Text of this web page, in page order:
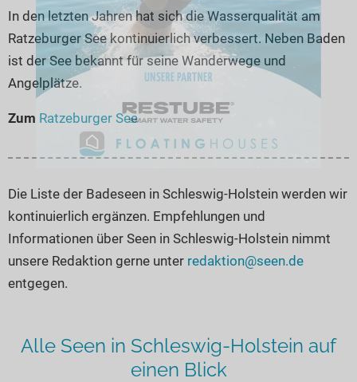
In den letzten Jahren hat sich die Wasserqualität am
Ratzeburger See kontinuierlich verbessert. Neben Baden
ist der See bekannt für seine Wanderwege und
Angelplätze.
Zum Ratzeburger See
Die Liste der Badeseen in Schleswig-Holstein werden wir
kontinuierlich ergänzen. Empfehlungen und
Informationen über Seen in Schleswig-Holstein nimmt
unsere Redaktion gerne unter redaktion@seen.de
entgegen.
Alle Seen in Schleswig-Holstein auf
einen Blick